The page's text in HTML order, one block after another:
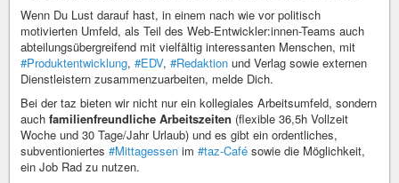
Wenn Du Lust darauf hast, in einem nach wie vor politisch
motivierten Umfeld, als Teil des Web-Entwickler:innen-Teams auch
abteilungsübergreifend mit vielfältig interessanten Menschen, mit
#Produktentwicklung, #EDV, #Redaktion und Verlag sowie externen
Dienstleistern zusammenzuarbeiten, melde Dich.
Bei der taz bieten wir nicht nur ein kollegiales Arbeitsumfeld, sondern
auch familienfreundliche Arbeitszeiten (flexible 36,5h Vollzeit
Woche und 30 Tage/Jahr Urlaub) und es gibt ein ordentliches,
subventioniertes #Mittagessen im #taz-Café sowie die Möglichkeit,
ein Job Rad zu nutzen.